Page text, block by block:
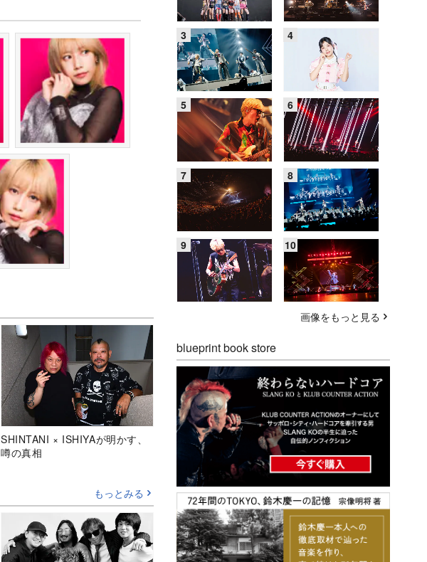
SHINTANI × ISHIYAが明かす、
噂の真相
もっとみる
画像をもっと見る
blueprint book store